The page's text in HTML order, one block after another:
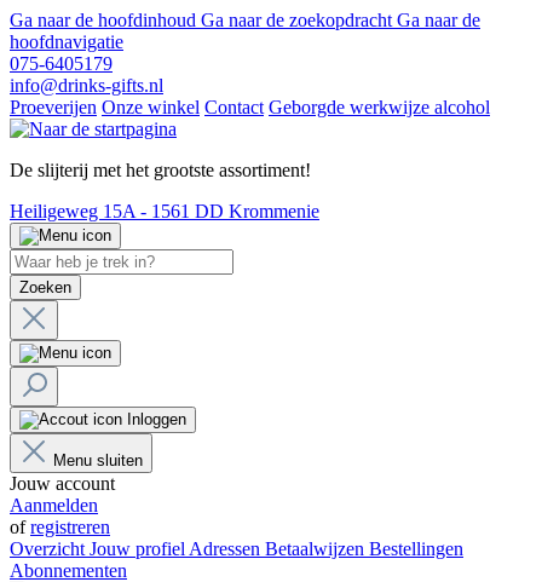
Ga naar de hoofdinhoud Ga naar de zoekopdracht Ga naar de
hoofdnavigatie
075-6405179
info@drinks-gifts.nl
Proeverijen Onze winkel Contact Geborgde werkwijze alcohol
De slijterij met het grootste assortiment!
Heiligeweg 15A - 1561 DD Krommenie
Zoeken
Inloggen
Menu sluiten
Jouw account
Aanmelden
ofregistreren
Overzicht Jouw profiel Adressen Betaalwijzen Bestellingen
Abonnementen